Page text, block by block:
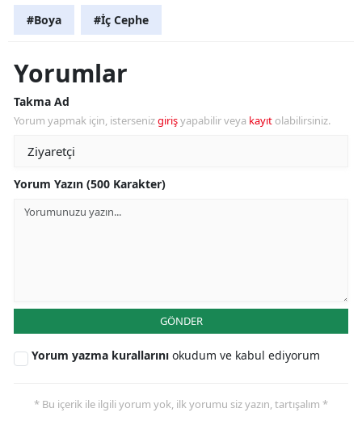
#Boya #İç Cephe
Yorumlar
Takma Ad
Yorum yapmak için, istersenizgirişyapabilir veya kayıt olabilirsiniz.
Yorum Yazın (500 Karakter)
GÖNDER
Yorum yazma kurallarını okudum ve kabul ediyorum
* Bu içerik ile ilgili yorum yok, ilk yorumu siz yazın, tartışalım *